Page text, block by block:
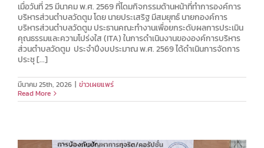
เมื่อวันที่ 25 มีนาคม พ.ศ. 2569 ที่โดมกิจกรรมด้านหน้าที่ทำการองค์การ
บริหารส่วนตำบลวัดตูม โดย นายประเสริฐ มีสมยุทธ์ นายกองค์การ
บริหารส่วนตำบลวัดตูม ประธานคณะทำงานเพื่อยกระดับผลการประเมิน
คุณธรรมและความโปร่งใส (ITA) ในการดำเนินงานขององค์การบริหาร
ส่วนตำบลวัดตูม ประจำปีงบประมาณ พ.ศ. 2569 ได้ดำเนินการจัดการ
ประชุ [...]
มีนาคม 25th, 2026 | ข่าวเผยแพร่
Read More